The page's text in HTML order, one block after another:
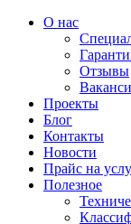
О нас
Отзывы
Проекты
Блог
Контакты
Новости
Прайс на
Полезное